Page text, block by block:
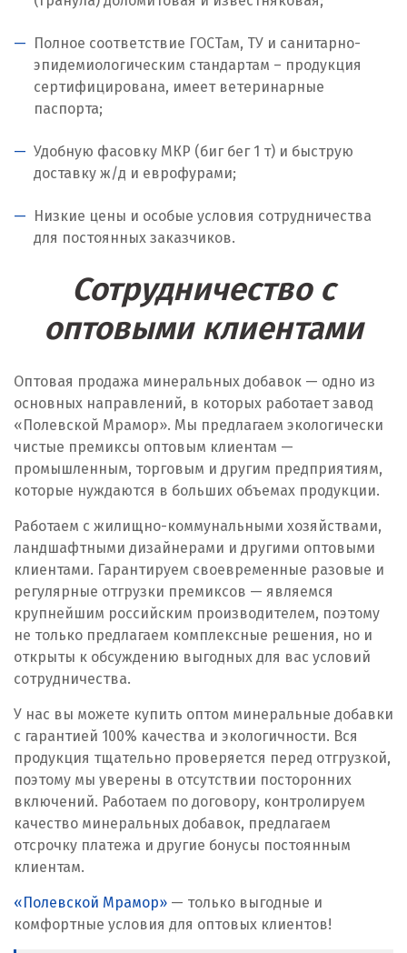
Ноябрьск
Нягань
О
Омск
Оренбург
Орехово-Зуево
П
Пенза
Первоуральск
Пермь
Подольск
Походилова
Псков
Пушкино
Пятигорск
Р
Раменское
Ревда
Реутов
Рязань
Полное соответствие ГОСТам, ТУ и санитарно-
эпидемиологическим стандартам – продукция
сертифицирована, имеет ветеринарные
паспорта;
Удобную фасовку МКР (биг бег 1 т) и быструю
доставку ж/д и еврофурами;
Низкие цены и особые условия сотрудничества
для постоянных заказчиков.
Сотрудничество с
оптовыми клиентами
Оптовая продажа минеральных добавок — одно из
основных направлений, в которых работает завод
«Полевской Мрамор». Мы предлагаем экологически
чистые премиксы оптовым клиентам —
промышленным, торговым и другим предприятиям,
которые нуждаются в больших объемах продукции.
Работаем с жилищно-коммунальными хозяйствами,
ландшафтными дизайнерами и другими оптовыми
клиентами. Гарантируем своевременные разовые и
регулярные отгрузки премиксов — являемся
крупнейшим российским производителем, поэтому
не только предлагаем комплексные решения, но и
открыты к обсуждению выгодных для вас условий
сотрудничества.
У нас вы можете купить оптом минеральные добавки
с гарантией 100% качества и экологичности. Вся
продукция тщательно проверяется перед отгрузкой,
поэтому мы уверены в отсутствии посторонних
включений. Работаем по договору, контролируем
качество минеральных добавок, предлагаем
отсрочку платежа и другие бонусы постоянным
клиентам.
«Полевской Мрамор» — только выгодные и
комфортные условия для оптовых клиентов!